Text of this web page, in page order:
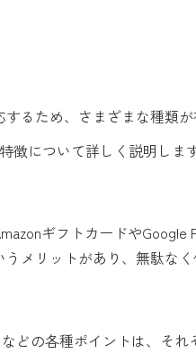
るため、さまざまな種類が
徴について詳しく説明します
ギフトカードやGoogle
メリットがあり、無駄なく
どの各種ポイントは、そ